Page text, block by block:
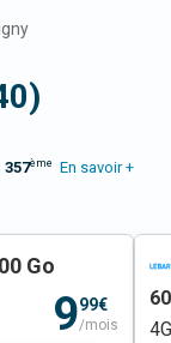
357ème En savoir +
Go
999€
/mois
60
4G